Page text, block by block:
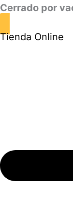
Cerrado por
Tienda Online